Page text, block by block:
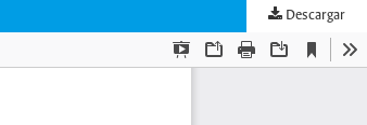
Descargar